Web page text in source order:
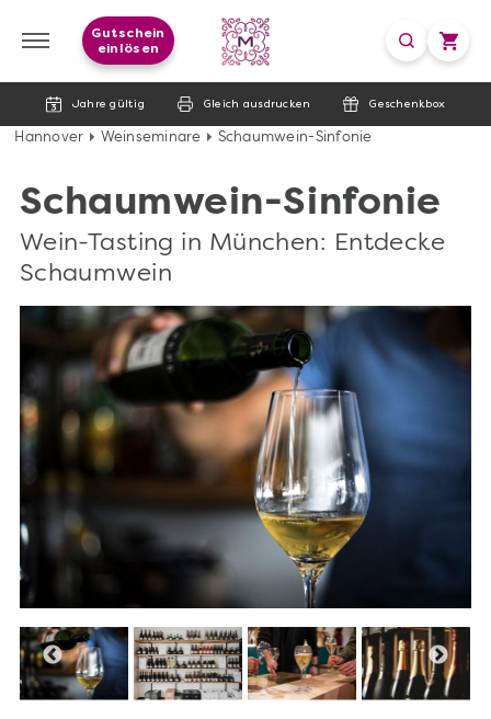
Jahre gültig Gleich ausdrucken Geschenkbox
Gutschein
einlösen
Hannover Weinseminare Schaumwein-Sinfonie
Schaumwein-Sinfonie
Wein-Tasting in München: Entdecke
Schaumwein